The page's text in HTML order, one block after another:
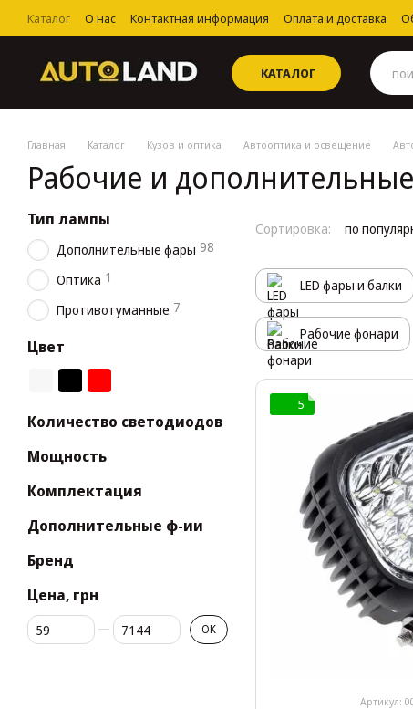
Перейти к основному контенту
Каталог О нас Контактная информация Оплата и доставка
Пользовательское соглашение
КАТАЛОГ
Главная Каталог Кузов и оптика Автооптика и освещение
Рабочие и
Сортировка: по
LED фары и балки
Рабочие фонари
5
Артикул:
Тип лампы
Дополнительные фары 98
Оптика 1
Противотуманные 7
Цвет
Количество светодиодов
Мощность
Комплектация
Дополнительные ф-ии
Бренд
Цена, грн
От Цена, грн
До Цена, грн OK